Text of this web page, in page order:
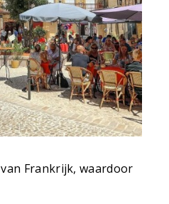
van Frankrijk, waardoor